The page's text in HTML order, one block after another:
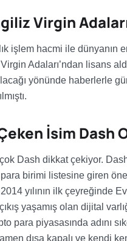
Virgin
işlem hacmi ile dünyanın
Adaları’ndan lisans
yönünde haberlerle
İsim Dash
Dash dikkat çekiyor.
birimi listesine giren
yılının ilk çeyreğinde
yaşamış olan dijital
piyasasında adını
dışa kapalı ve kendi